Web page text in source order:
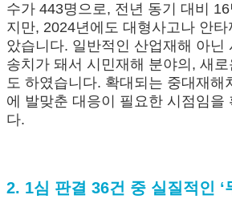
수가 443명으로, 전년 동기 대비
지만, 2024년에도 대형사고나 안
았습니다. 일반적인 산업재해 아닌
송치가 돼서 시민재해 분야의, 새로
도 하였습니다. 확대되는 중대재해
에 발맞춘 대응이 필요한 시점임을
다.
2. 1심 판결 36건 중 실질적인 ‘